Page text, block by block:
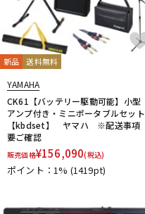
新品 送料無料
YAMAHA
CK61【バッテリー駆動可能】小型
アンプ付き・ミニポータブルセット
【kbdset】 ヤマハ ※配送事項
要ご確認
販売価格¥156,090(税込)
ポイント：1% (1419pt)